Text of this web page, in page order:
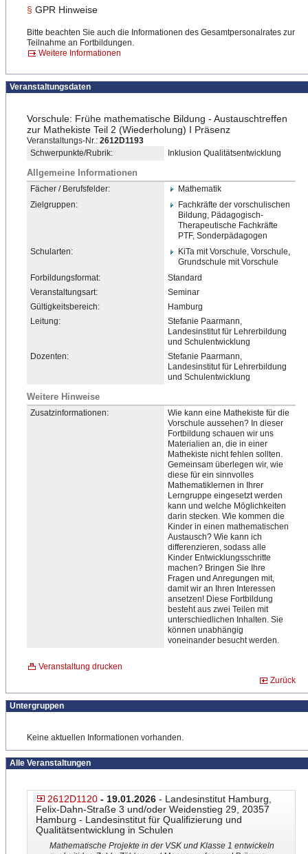
§ GPR Hinweise
Bitte beachten Sie auch die Informationen des Gesamtpersonalrates zur
Teilnahme an Fortbildungen.
Weitere Informationen
Veranstaltungsdaten
Vorschule: Frühe mathematische Bildung - Austauschtreffen
zur Mathekiste Teil 2 (Wiederholung) I Präsenz
Veranstaltungs-Nr.: 2612D1193
Schwerpunkte/Rubrik:
Inklusion Qualitätsentwicklung
Allgemeine Informationen
Fächer / Berufsfelder:
Mathematik
Zielgruppen:
Fachkräfte der vorschulischen
Bildung, Pädagogisch-
Therapeutische ​ Fachkräfte
PTF, Sonderpädagogen
Schularten:
KiTa mit Vorschule, Vorschule,
Grundschule mit Vorschule
Forbildungsformat:
Standard
Veranstaltungsart:
Seminar
Gültigkeitsbereich:
Hamburg
Leitung:
Stefanie Paarmann,
Landesinstitut für Lehrerbildung
und Schulentwicklung
Dozenten:
Stefanie Paarmann,
Landesinstitut für Lehrerbildung
und Schulentwicklung
Weitere Hinweise
Zusatzinformationen:
Wie kann eine Mathekiste für die
Vorschule aussehen? In dieser
Fortbildung schauen wir uns
Materialien an, die in einer
Mathekiste nicht fehlen sollten.
Gemeinsam überlegen wir, wie
diese für ein sinnvolles
Mathematiklernen in Ihrer
Lerngruppe eingesetzt werden
kann und welche Möglichkeiten
darin stecken. Wie kommen die
Kinder in einen mathematischen
Austausch? Wie kann ich
differenzieren, sodass alle
Kinder Entwicklungsschritte
machen? Bringen Sie Ihre
Fragen und Anregungen mit,
damit wir an Ihren Interessen
ansetzen! Diese Fortbildung
besteht aus zwei Teilen mit
unterschiedlichen Inhalten. Sie
können unabhängig
voneinander besucht werden.
Veranstaltung drucken
Zurück
Untergruppen
Keine aktuellen Informationen vorhanden.
Alle Veranstaltungen
2612D1120 - 19.01.2026 - Landesinstitut Hamburg,
Felix-Dahn-Straße 3 und/oder Weidenstieg 29, 20357
Hamburg - Landesinstitut für Qualifizierung und
Qualitätsentwicklung in Schulen
Mathematische Projekte in der VSK und Klasse 1 entwickeln